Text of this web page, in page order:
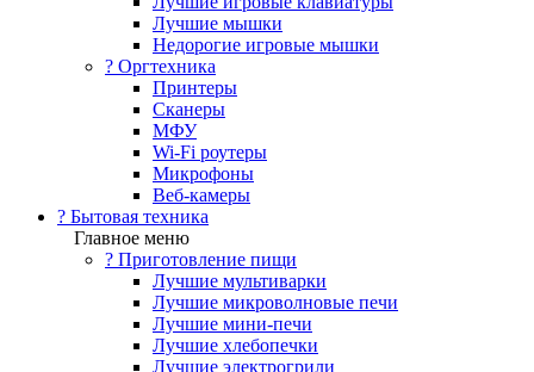
Лучшие мышки
Недорогие игровые мышки
?️ Оргтехника
Принтеры
Сканеры
МФУ
Wi-Fi роутеры
Микрофоны
Веб-камеры
? Бытовая техника
Главное меню
? Приготовление пищи
Лучшие мультиварки
Лучшие микроволновые печи
Лучшие мини-печи
Лучшие хлебопечки
Лучшие электрогрили